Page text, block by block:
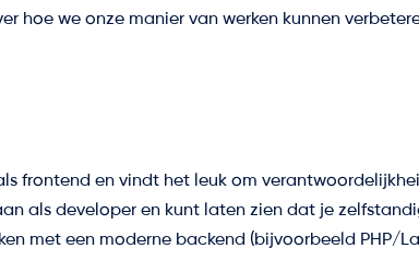
hoe we onze manier van werken kunnen
frontend en vindt het leuk om
als developer en kunt laten zien dat je
met een moderne backend (bijvoorbeeld PHP/